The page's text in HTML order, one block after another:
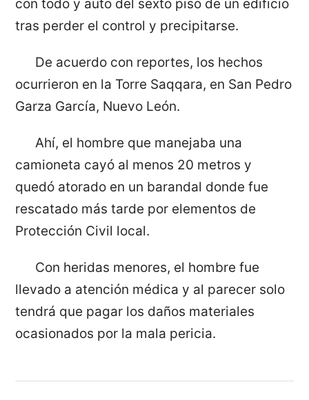
con todo y auto del sexto piso de un edificio
tras perder el control y precipitarse.
De acuerdo con reportes, los hechos
ocurrieron en la Torre Saqqara, en San Pedro
Garza García, Nuevo León.
Ahí, el hombre que manejaba una
camioneta cayó al menos 20 metros y
quedó atorado en un barandal donde fue
rescatado más tarde por elementos de
Protección Civil local.
Con heridas menores, el hombre fue
llevado a atención médica y al parecer solo
tendrá que pagar los daños materiales
ocasionados por la mala pericia.